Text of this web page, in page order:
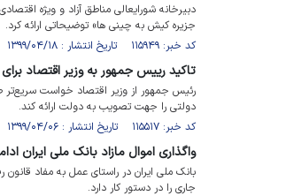
دبیرخانه شورایعالی مناطق آزاد و ویژه
جزیره کیش به چینی ها» توضیحاتی ارائه کرد.
کد خبر: ۱۱۵۹۴۹ تاریخ انتشار : ۱۳۹۹/۰۴/۱۸
تاکید رییس جمهور به وزیر اقتصاد برای
رئیس جمهور از وزیر اقتصاد خواست سریع‌تر
دولتی را جهت تصویب به دولت ارائه کند.
کد خبر: ۱۱۵۵۱۷ تاریخ انتشار : ۱۳۹۹/۰۴/۰۶
واگذاری اموال مازاد بانک ملی ایران
بانک ملی ایران در راستای عمل به مفاد
جاری را در دستور کار دارد.